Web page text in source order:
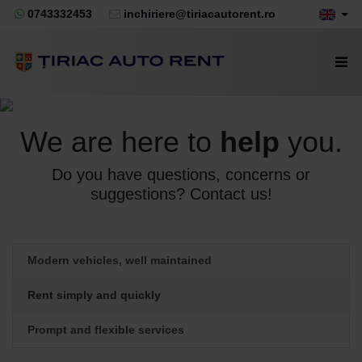
0743332453 inchiriere@tiriacautorent.ro
We are here to help you.
Do you have questions, concerns or
suggestions? Contact us!
Modern vehicles, well maintained
Rent simply and quickly
Prompt and flexible services